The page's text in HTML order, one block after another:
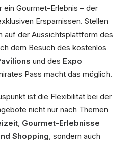
ein Gourmet-Erlebnis – der
Ersparnissen. Stellen
auf der Aussichtsplattform des
dem Besuch des kostenlos
und des Expo
Pass macht das möglich.
ist die Flexibilität bei der
nicht nur nach Themen
, Gourmet-Erlebnisse
Shopping, sondern auch